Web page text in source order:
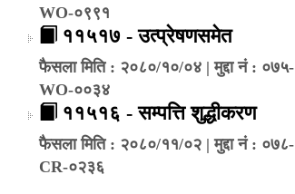
WO-०९९१
११५१७ - उत्प्रेषणसमेत
फैसला मिति : २०८०/१०/०४ | मुद्दा नं : ०७५-
WO-००३४
११५१६ - सम्पत्ति शुद्धीकरण
फैसला मिति : २०८०/११/०२ | मुद्दा नं : ०७८-
CR-०२३६